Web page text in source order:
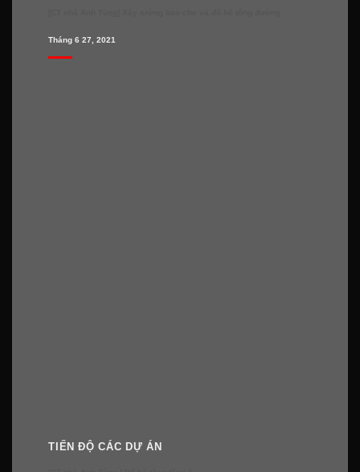
Tháng 6 27, 2021
TIẾN ĐỘ CÁC DỰ ÁN